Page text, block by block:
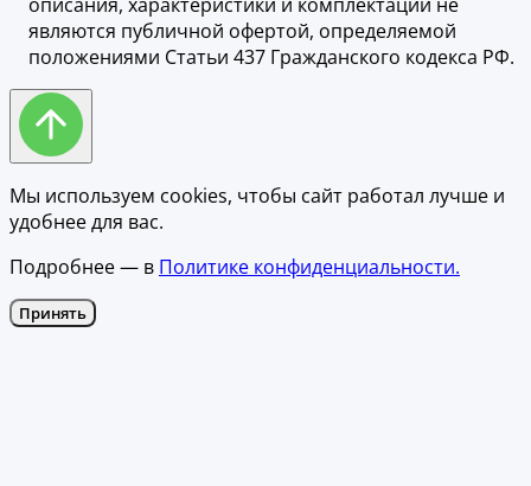
являются публичной офертой, определяемой
положениями Статьи 437 Гражданского кодекса РФ.
Мы используем cookies, чтобы сайт работал лучше и
удобнее для вас.
Подробнее — в Политике конфиденциальности.
Принять